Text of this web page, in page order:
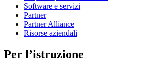
Software e servizi
Partner
Partner Alliance
Risorse aziendali
Per l’istruzione